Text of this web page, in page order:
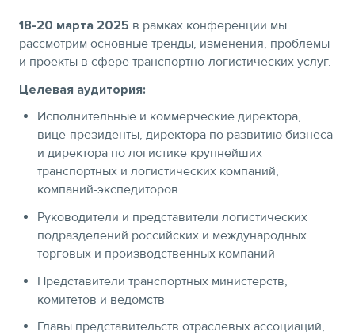
18-20 марта 2025 в рамках конференции мы
рассмотрим основные тренды, изменения, проблемы
и проекты в сфере транспортно-логистических услуг.
Целевая аудитория:
Исполнительные и коммерческие директора,
вице-президенты, директора по развитию бизнеса
и директора по логистике крупнейших
транспортных и логистических компаний,
компаний-экспедиторов
Руководители и представители логистических
подразделений российских и международных
торговых и производственных компаний
Представители транспортных министерств,
комитетов и ведомств
Главы представительств отраслевых ассоциаций,